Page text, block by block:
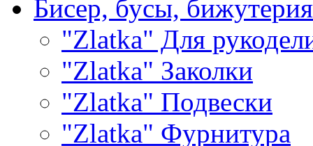
Бисер, бусы, бижутерия
"Zlatka" Для
"Zlatka" Заколки
"Zlatka" Подвески
"Zlatka" Фурнитура